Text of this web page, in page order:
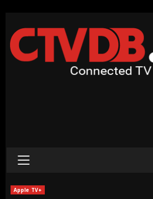
content
PRIMARY
Apple TV+